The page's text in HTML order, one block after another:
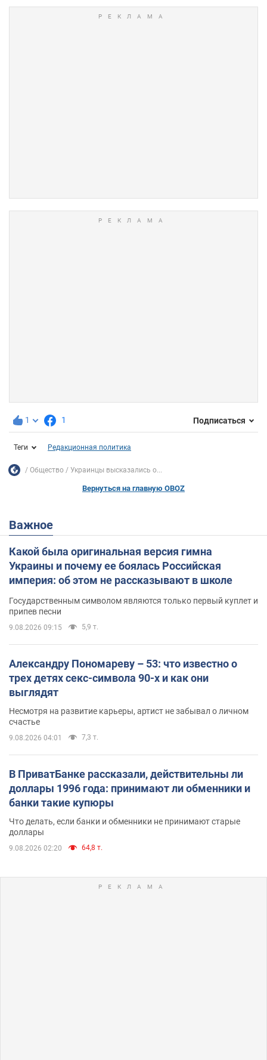
1 1 Подписаться
Теги Редакционная политика
Общество Украинцы высказались о...
Вернуться на главную OBOZ
Важное
Какой была оригинальная версия гимна
Украины и почему ее боялась Российская
империя: об этом не рассказывают в школе
Государственным символом являются только первый куплет и
припев песни
9.08.2026 09:15 5,9 т.
Александру Пономареву – 53: что известно о
трех детях секс-символа 90-х и как они
выглядят
Несмотря на развитие карьеры, артист не забывал о личном
счастье
9.08.2026 04:01 7,3 т.
В ПриватБанке рассказали, действительны ли
доллары 1996 года: принимают ли обменники и
банки такие купюры
Что делать, если банки и обменники не принимают старые
доллары
9.08.2026 02:20 64,8 т.